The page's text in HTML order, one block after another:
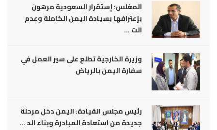
المغلس: إستقرار السعودية مرهون
بإعترافها بسيادة اليمن الكاملة وعدم
الت ...
وزيرة الخارجية تطلع على سير العمل في
سفارة اليمن بالرياض
رئيس مجلس القيادة: اليمن دخل مرحلة
جديدة من استعادة المبادرة وبناء الد ...